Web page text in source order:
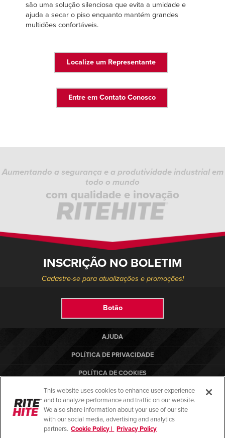
são uma solução silenciosa que evita a umidade e
ajuda a secar o piso enquanto mantém grandes
multidões confortáveis.
Localize um Representante
Entre em Contato Conosco
Aumentando a segurança e a produtividade industrial em
todo o mundo
com qualidade e inovação
INSCRIÇÃO NO BOLETIM
Cadastre-se para atualizações e promoções!
Botão
AJUDA
POLÍTICA DE PRIVACIDADE
POLÍTICA DE COOKIES
TERMOS DE USO
NORMAS DE CONFORMIDADE
This website uses cookies to enhance user experience
and to analyze performance and traffic on our website.
We also share information about your use of our site
with our social media, advertising and analytics
partners. Cookie Policy | Privacy Policy